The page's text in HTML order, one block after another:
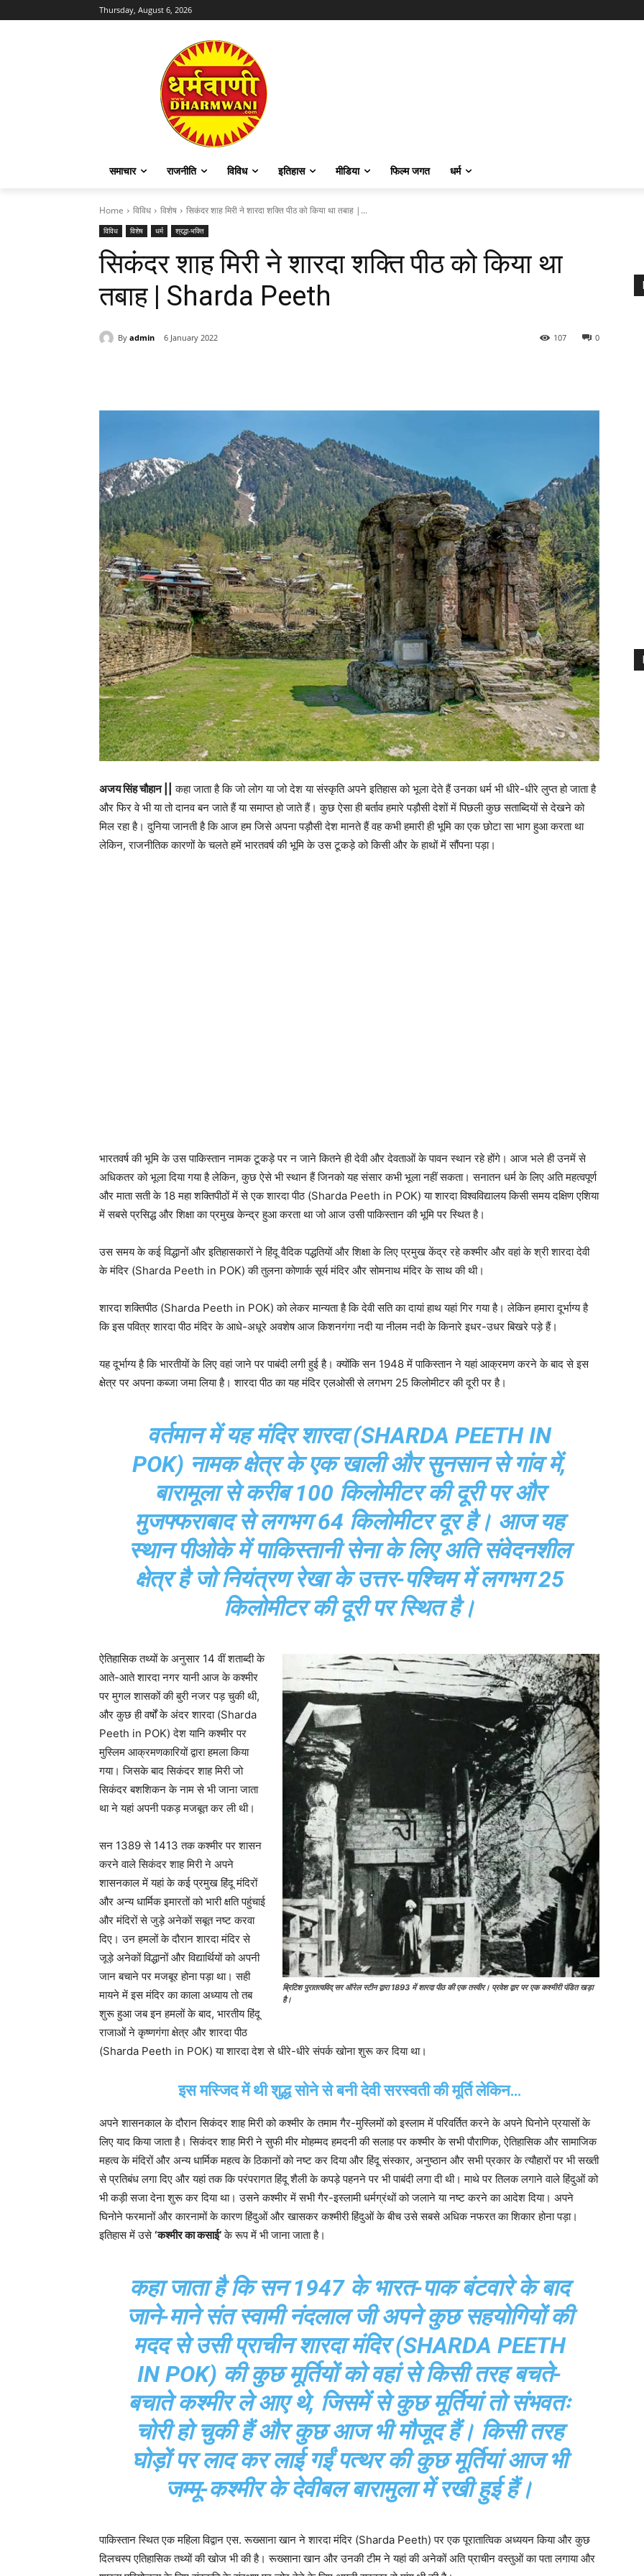
Thursday, August 6, 2026
समाचार राजनीति विविध इतिहास मीडिया फिल्म जगत धर्म
Home विविध विशेष सिकंदर शाह मिरी ने शारदा शक्ति पीठ को किया था तबाह |...
विविध विशेष धर्म श्रद्धा-भक्ति
सिकंदर शाह मिरी ने शारदा शक्ति पीठ को किया था
तबाह | Sharda Peeth
By admin 6 January 2022 0
107
अजय सिंह चौहान ||
कहा जाता है कि जो लोग या जो देश या संस्कृति अपने इतिहास को भूला देते हैं उनका धर्म भी धीरे-धीरे लुप्त हो जाता है
और फिर वे भी या तो दानव बन जाते हैं या समाप्त हो जाते हैं। कुछ ऐसा ही बर्ताव हमारे पड़ौसी देशों में पिछली कुछ सताब्दियों से देखने को
मिल रहा है। दुनिया जानती है कि आज हम जिसे अपना पड़ौसी देश मानते हैं वह कभी हमारी ही भूमि का एक छोटा सा भाग हुआ करता था
लेकिन, राजनीतिक कारणों के चलते हमें भारतवर्ष की भूमि के उस टूकड़े को किसी और के हाथों में सौंपना पड़ा।
भारतवर्ष की भूमि के उस पाकिस्तान नामक टूकड़े पर न जाने कितने ही देवी और देवताओं के पावन स्थान रहे होंगे। आज भले ही उनमें से
अधिकतर को भूला दिया गया है लेकिन, कुछ ऐसे भी स्थान हैं जिनको यह संसार कभी भूला नहीं सकता। सनातन धर्म के लिए अति महत्वपूर्ण
और माता सती के 18 महा शक्तिपीठों में से एक शारदा पीठ (Sharda Peeth in POK) या शारदा विश्वविद्यालय किसी समय दक्षिण एशिया
में सबसे प्रसिद्ध और शिक्षा का प्रमुख केन्द्र हुआ करता था जो आज उसी पाकिस्तान की भूमि पर स्थित है।
उस समय के कई विद्धानों और इतिहासकारों ने हिंदू वैदिक पद्धतियों और शिक्षा के लिए प्रमुख केंद्र रहे कश्मीर और वहां के श्री शारदा देवी
के मंदिर (Sharda Peeth in POK) की तुलना कोणार्क सूर्य मंदिर और सोमनाथ मंदिर के साथ की थी।
शारदा शक्तिपीठ (Sharda Peeth in POK) को लेकर मान्यता है कि देवी सति का दायां हाथ यहां गिर गया है। लेकिन हमारा दूर्भाग्य है
कि इस पवित्र शारदा पीठ मंदिर के आधे-अधूरे अवशेष आज किशनगंगा नदी या नीलम नदी के किनारे इधर-उधर बिखरे पड़े हैं।
यह दूर्भाग्य है कि भारतीयों के लिए वहां जाने पर पाबंदी लगी हुई है। क्योंकि सन 1948 में पाकिस्तान ने यहां आक्रमण करने के बाद से इस
क्षेत्र पर अपना कब्जा जमा लिया है। शारदा पीठ का यह मंदिर एलओसी से लगभग 25 किलोमीटर की दूरी पर है।
वर्तमान में यह मंदिर शारदा (SHARDA PEETH IN
POK) नामक क्षेत्र के एक खाली और सुनसान से गांव में,
बारामूला से करीब 100 किलोमीटर की दूरी पर और
मुजफ्फराबाद से लगभग 64 किलोमीटर दूर है। आज यह
स्थान पीओके में पाकिस्तानी सेना के लिए अति संवेदनशील
क्षेत्र है जो नियंत्रण रेखा के उत्तर-पश्चिम में लगभग 25
किलोमीटर की दूरी पर स्थित है।
ब्रिटिश पुरातत्वविद् सर ऑरेल स्टीन द्वारा 1893 में शारदा पीठ की एक तस्वीर। प्रवेश द्वार पर एक कश्मीरी पंडित खड़ा
है।
ऐतिहासिक तथ्यों के अनुसार 14 वीं शताब्दी के
आते-आते शारदा नगर यानी आज के कश्मीर
पर मुगल शासकों की बुरी नजर पड़ चुकी थी,
और कुछ ही वर्षों के अंदर शारदा (Sharda
Peeth in POK) देश यानि कश्मीर पर
मुस्लिम आक्रमणकारियों द्वारा हमला किया
गया। जिसके बाद सिकंदर शाह मिरी जो
सिकंदर बशशिकन के नाम से भी जाना जाता
था ने यहां अपनी पकड़ मजबूत कर ली थी।
सन 1389 से 1413 तक कश्मीर पर शासन
करने वाले सिकंदर शाह मिरी ने अपने
शासनकाल में यहां के कई प्रमुख हिंदू मंदिरों
और अन्य धार्मिक इमारतों को भारी क्षति पहुंचाई
और मंदिरों से जुड़े अनेकों सबूत नष्ट करवा
दिए। उन हमलों के दौरान शारदा मंदिर से
जूड़े अनेकों विद्धानों और विद्यार्थियों को अपनी
जान बचाने पर मजबूर होना पड़ा था। सही
मायने में इस मंदिर का काला अध्याय तो तब
शुरू हुआ जब इन हमलों के बाद, भारतीय हिंदू
राजाओं ने कृष्णगंगा क्षेत्र और शारदा पीठ
(Sharda Peeth in POK) या शारदा देश से धीरे-धीरे संपर्क खोना शुरू कर दिया था।
इस मस्जिद में थी शुद्ध सोने से बनी देवी सरस्वती की मूर्ति लेकिन…
अपने शासनकाल के दौरान सिकंदर शाह मिरी को कश्मीर के तमाम गैर-मुस्लिमों को इस्लाम में परिवर्तित करने के अपने घिनोने प्रयासों के
लिए याद किया जाता है। सिकंदर शाह मिरी ने सुफी मीर मोहम्मद हमदनी की सलाह पर कश्मीर के सभी पौराणिक, ऐतिहासिक और सामाजिक
महत्व के मंदिरों और अन्य धार्मिक महत्व के ठिकानों को नष्ट कर दिया और हिंदू संस्कार, अनुष्ठान और सभी प्रकार के त्यौहारों पर भी सख्ती
से प्रतिबंध लगा दिए और यहां तक ​​कि परंपरागत हिंदू शैली के कपड़े पहनने पर भी पाबंदी लगा दी थी। माथे पर तिलक लगाने वाले हिंदुओं को
भी कड़ी सजा देना शुरू कर दिया था। उसने कश्मीर में सभी गैर-इस्लामी धर्मग्रंथों को जलाने या नष्ट करने का आदेश दिया। अपने
घिनोने फरमानों और कारनामों के कारण हिंदुओं और खासकर कश्मीरी हिंदुओं के बीच उसे सबसे अधिक नफरत का शिकार होना पड़ा।
इतिहास में उसे‘कश्मीर का कसाई’के रूप में भी जाना जाता है।
कहा जाता है कि सन 1947 के भारत-पाक बंटवारे के बाद
जाने-माने संत स्वामी नंदलाल जी अपने कुछ सहयोगियों की
मदद से उसी प्राचीन शारदा मंदिर (SHARDA PEETH
IN POK) की कुछ मूर्तियों को वहां से किसी तरह बचते-
बचाते कश्मीर ले आए थे, जिसमें से कुछ मूर्तियां तो संभवतः
चोरी हो चुकी हैं और कुछ आज भी मौजूद हैं। किसी तरह
घोड़ों पर लाद कर लाई गईं पत्थर की कुछ मूर्तियां आज भी
जम्मू-कश्मीर के देवीबल बारामुला में रखी हुई हैं।
पाकिस्तान स्थित एक महिला विद्वान एस. रूख्साना खान ने शारदा मंदिर (Sharda Peeth) पर एक पूरातात्विक अध्ययन किया और कुछ
दिलचस्प एतिहासिक तथ्यों की खोज भी की है। रूख्साना खान और उनकी टीम ने यहां की अनेकों अति प्राचीन वस्तुओं का पता लगाया और